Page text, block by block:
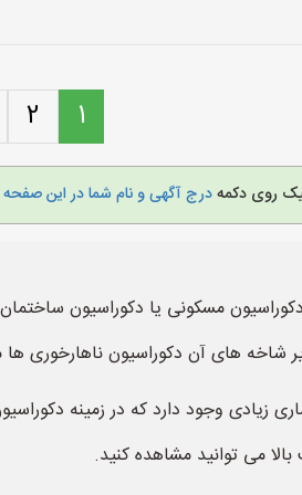
1
2
روی دکمهدرج آگهی و نام شما در این صفحه
مسکونی یا دکوراسیون
شاخه های آن دکوراسیون ناهارخوری
زیادی وجود دارد که در زمینه
می توانید مشاهده کنید.